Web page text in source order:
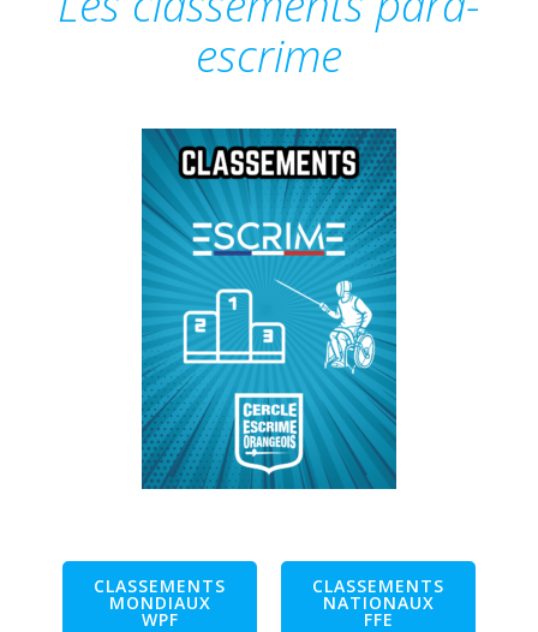
escrime
CLASSEMENTS
MONDIAUX
WPF
CLASSEMENTS
NATIONAUX
FFE